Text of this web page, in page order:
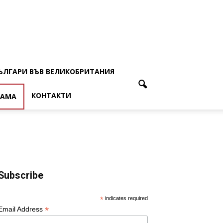
ВЪВ ВЕЛИКОБРИТАНИЯ
КОНТАКТИ
* indicates required
Address *